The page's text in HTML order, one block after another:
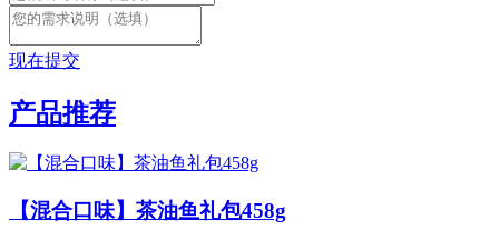
现在提交
产品推荐
【混合口味】茶油鱼礼包458g